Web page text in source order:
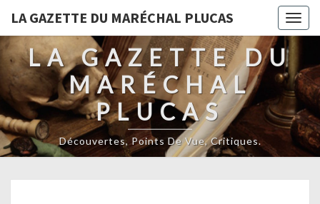
LA GAZETTE DU MARÉCHAL PLUCAS
LA GAZETTE DU
MARÉCHAL
PLUCAS
Découvertes, Points De Vue, Critiques.